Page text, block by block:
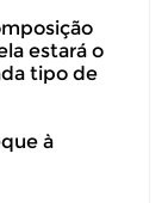
após o
estará o
tipo de
à